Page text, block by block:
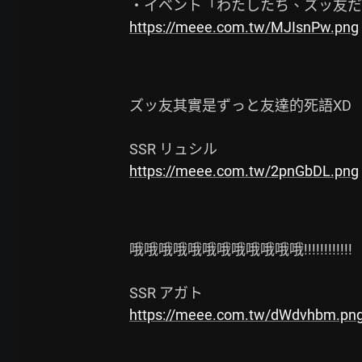
https://meee.com.tw/MJIsnPw.png
ズッ友其實是ずっと友達的死語XD
https://meee.com.tw/2pnGbDL.png
哦哦哦哦哦哦哦哦哦哦哦哦!!!!!!!!!!!!
https://meee.com.tw/